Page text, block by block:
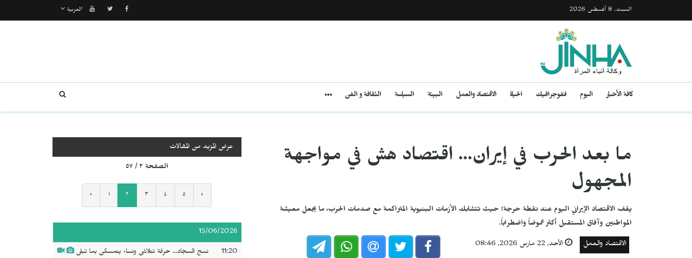
السبت, 8 أغسطس 2026 العربية
كافة الأخبار اليوم انفوجرافيك الحياة الاقتصاد والعمل البيئة السياسة الثقافة و الفن
ما بعد الحرب في إيران... اقتصاد هش في مواجهة
المجهول
يقف الاقتصاد الإيراني اليوم عند نقطة حرجة؛ حيث تتشابك الأزمات البنيوية المتراكمة مع صدمات الحرب، ما يجعل معيشة
المواطنين وآفاق المستقبل أكثر غموضاً واضطراباً.
الاقتصاد والعمل الأحد, 22 مارس 2026, 08:46
عرض المزيد من المقالات
الصفحة ٢ / ٥٧
‹ ١ ٢ ٣ ٤ ٥ ›
15/06/2026
11:20 نسج السجاد... حرفة تتلاشى ونساء يتمسكن بما تبقى